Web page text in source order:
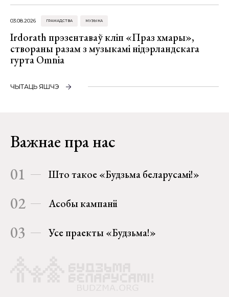
03.08.2026 ГРАМАДСТВА МУЗЫКА
Irdorath прэзентаваў кліп «Праз хмары»,
створаны разам з музыкамі нідэрландскага
гурта Omnia
ЧЫТАЦЬ ЯШЧЭ
Важнае пра нас
01 Што такое «Будзьма беларусамі!»
02 Асобы кампаніі
03 Усе праекты «Будзьма!»